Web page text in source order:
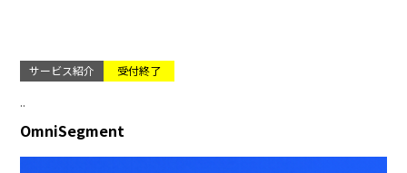
サービス紹介 受付終了
..
OmniSegment